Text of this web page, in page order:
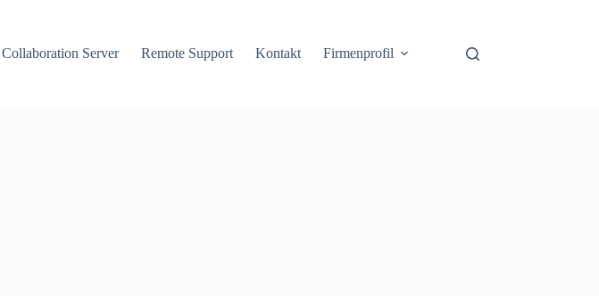
Collaboration Server Remote Support Kontakt Firmenprofil